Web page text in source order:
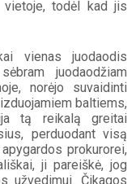
vietoje, todėl kad jis
vienas juodaodis
juodaodžiam
norėjo suvaidinti
baltiems,
tą reikalą greitai
perduodant visą
prokurorei,
ji pareiškė, jog
užvedimui. Čikagos